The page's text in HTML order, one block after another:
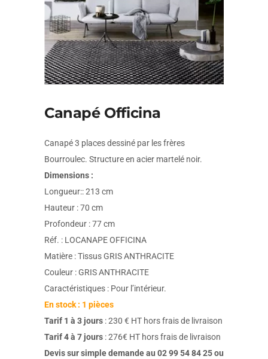
Canapé Officina
Canapé 3 places dessiné par les frères
Bourroulec. Structure en acier martelé noir.
Dimensions :
Longueur:: 213 cm
Hauteur : 70 cm
Profondeur : 77 cm
Réf. : LOCANAPE OFFICINA
Matière : Tissus GRIS ANTHRACITE
Couleur : GRIS ANTHRACITE
Caractéristiques : Pour l’intérieur.
En stock : 1 pièces
Tarif 1 à 3 jours : 230 € HT hors frais de livraison
Tarif 4 à 7 jours : 276€ HT hors frais de livraison
Devis sur simple demande au 02 99 54 84 25 ou